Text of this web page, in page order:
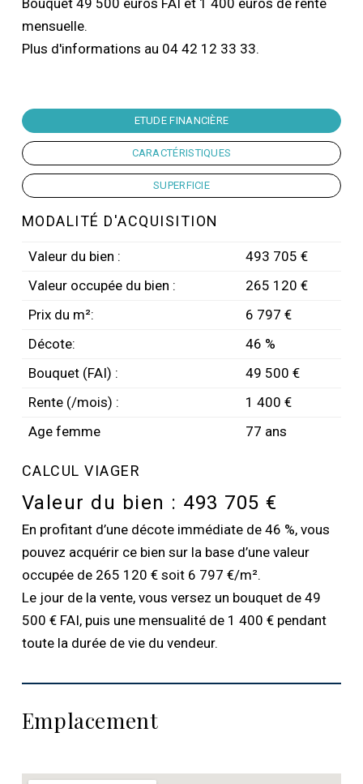
Bouquet 49 500 euros FAI et 1 400 euros de rente
mensuelle.
Plus d'informations au 04 42 12 33 33.
ETUDE FINANCIÈRE
CARACTÉRISTIQUES
SUPERFICIE
MODALITÉ D'ACQUISITION
Valeur du bien :
493 705 €
Valeur occupée du bien :
265 120 €
Prix du m²:
6 797 €
Décote:
46 %
Bouquet (FAI) :
49 500 €
Rente (/mois) :
1 400 €
Age femme
77 ans
CALCUL VIAGER
Valeur du bien : 493 705 €
En profitant d’une décote immédiate de 46 %, vous
pouvez acquérir ce bien sur la base d’une valeur
occupée de 265 120 € soit 6 797 €/m².
Le jour de la vente, vous versez un bouquet de 49
500 € FAI, puis une mensualité de 1 400 € pendant
toute la durée de vie du vendeur.
Emplacement